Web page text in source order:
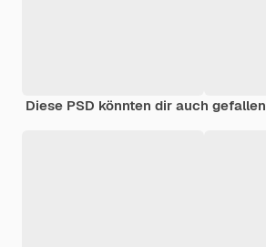
Diese PSD könnten dir auch gefallen